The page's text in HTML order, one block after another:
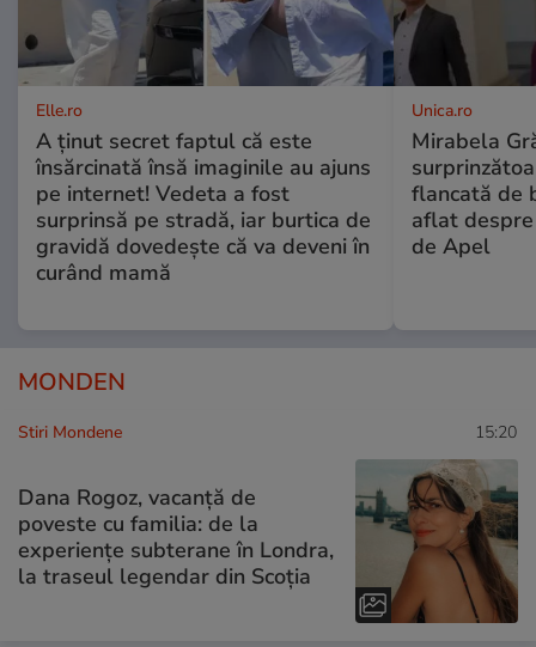
Elle.ro
A ținut secret faptul că este
însărcinată însă imaginile au ajuns
pe internet! Vedeta a fost
surprinsă pe stradă, iar burtica de
gravidă dovedește că va deveni în
curând mamă
Unica.ro
Mirabela
flancată de
aflat
de Apel
MONDEN
Stiri Mondene 15:20
Dana Rogoz, vacanță de
poveste cu familia: de la
experiențe subterane în Londra,
la traseul legendar din Scoția